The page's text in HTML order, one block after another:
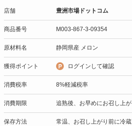
店舗 豊洲市場ドットコム
商品番号 M003-867-3-09354
原材料名 静岡県産 メロン
獲得ポイント ログインして確認
消費税率 8%軽減税率
消費期限 追熟後、お早めにお召し上が
保存方法 常温、お召し上がり前に冷蔵